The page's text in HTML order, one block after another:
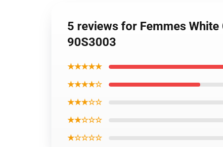
5 reviews for Femmes
90S3003
★★★★★
★★★★☆
★★★☆☆
★★☆☆☆
★☆☆☆☆